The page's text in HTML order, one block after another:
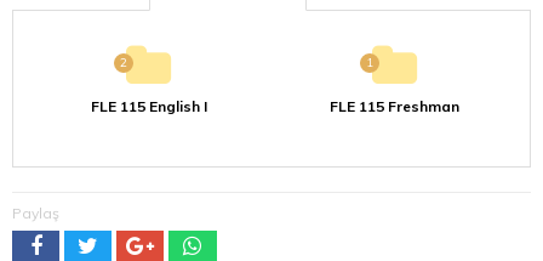
2
FLE 115 English I
1
FLE 115 Freshman
Paylaş